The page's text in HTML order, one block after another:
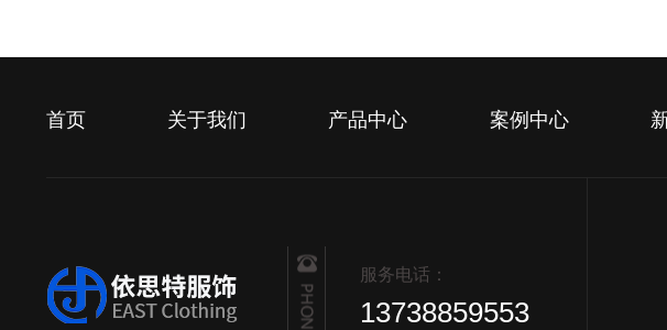
首页 关于我们 产品中心 案例中心
服务电话：
13738859553